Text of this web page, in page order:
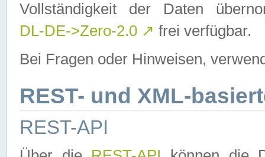
Vollständigkeit der Daten
DL-DE->Zero-2.0 ↗ frei verfügbar.
Bei Fragen oder Hinweisen,
REST- und XML-
REST-API